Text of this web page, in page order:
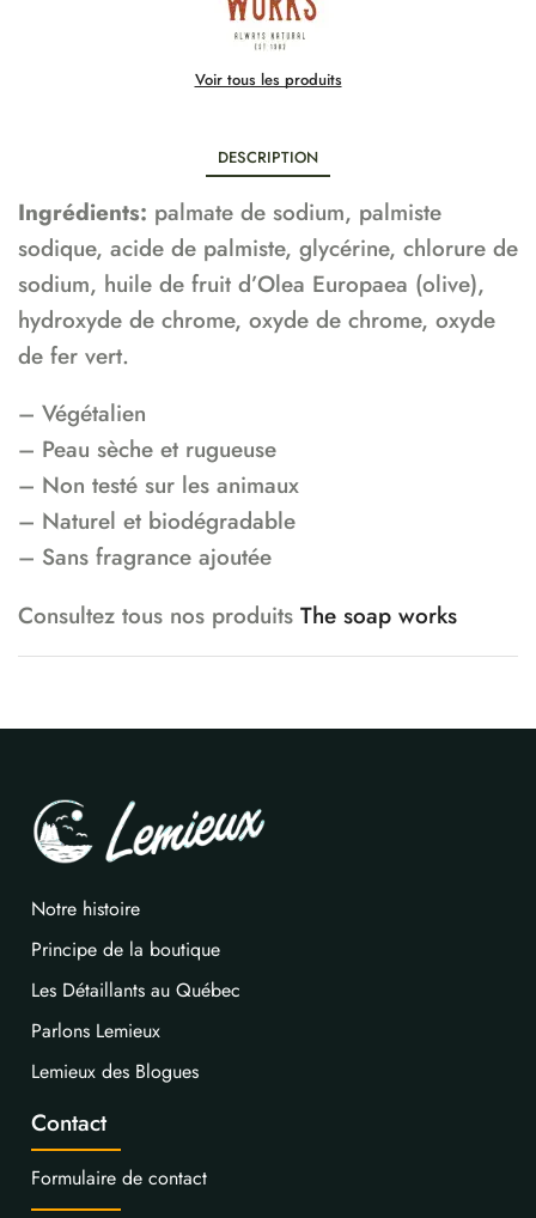
Voir tous les produits
DESCRIPTION
Ingrédients: palmate de sodium, palmiste
sodique, acide de palmiste, glycérine, chlorure de
sodium, huile de fruit d’Olea Europaea (olive),
hydroxyde de chrome, oxyde de chrome, oxyde
de fer vert.
– Végétalien
– Peau sèche et rugueuse
– Non testé sur les animaux
– Naturel et biodégradable
– Sans fragrance ajoutée
Consultez tous nos produits The soap works
Notre histoire
Principe de la boutique
Les Détaillants au Québec
Parlons Lemieux
Lemieux des Blogues
Contact
Formulaire de contact